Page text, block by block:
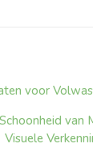
voor
van
Visuele